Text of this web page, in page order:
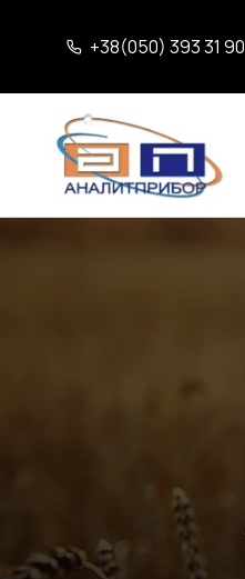
+38(050) 393 31 90